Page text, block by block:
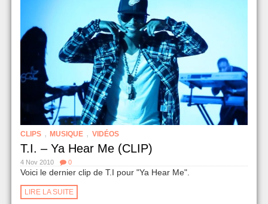
CLIPS , MUSIQUE , VIDÉOS
T.I. – Ya Hear Me (CLIP)
4 Nov 2010 0
Voici le dernier clip de T.I pour "Ya Hear Me".
LIRE LA SUITE